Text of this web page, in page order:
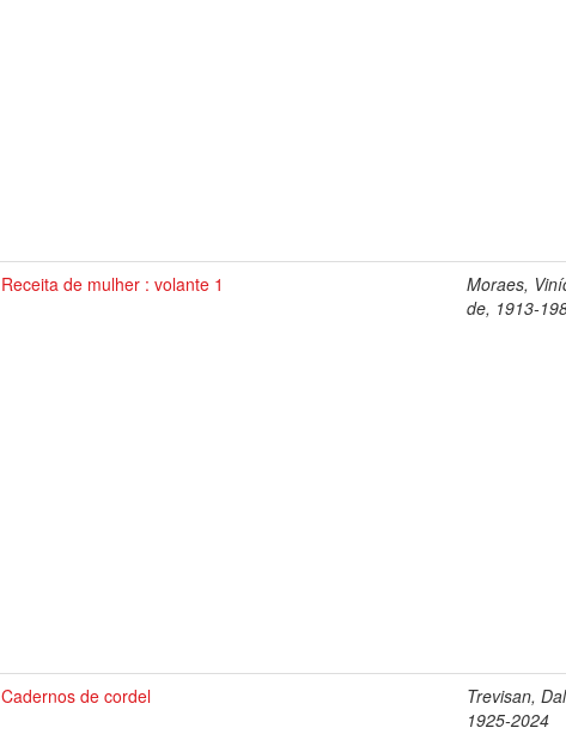
Receita de mulher : volante 1
Moraes,
de, 1913-
Cadernos de cordel
Trevisan,
1925-2024